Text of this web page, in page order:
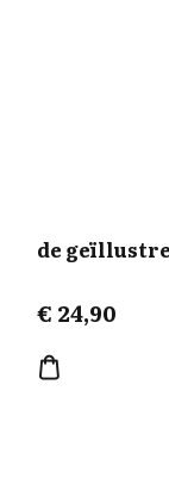
de
€ 24,90